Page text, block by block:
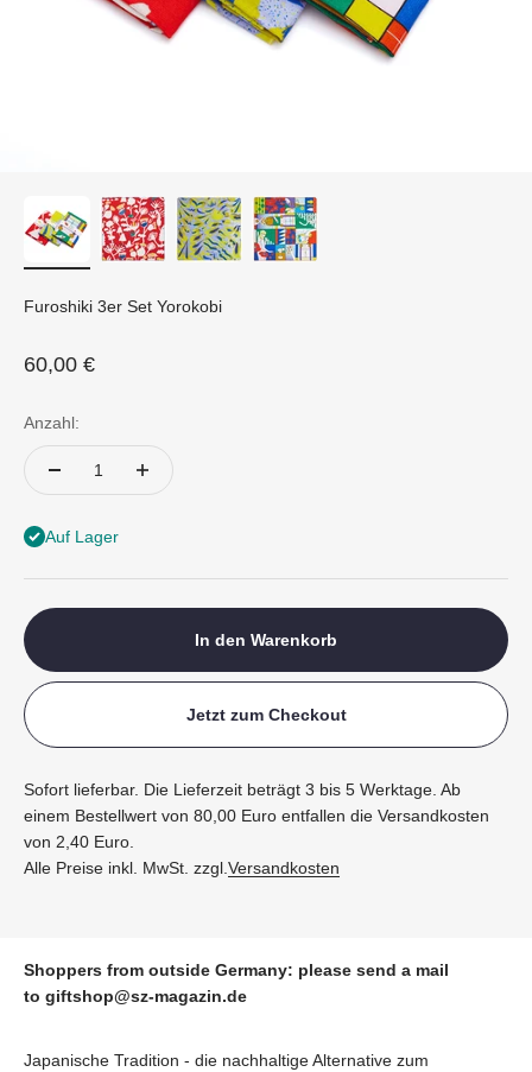
Furoshiki 3er Set Yorokobi
Angebot
60,00 €
Anzahl:
Auf Lager
In den Warenkorb
Jetzt zum Checkout
Sofort lieferbar. Die Lieferzeit beträgt 3 bis 5 Werktage. Ab
einem Bestellwert von 80,00 Euro entfallen die Versandkosten
von 2,40 Euro.
Alle Preise inkl. MwSt. zzgl.Versandkosten
Shoppers from outside Germany: please send a mail
to giftshop@sz-magazin.de
Japanische Tradition - die nachhaltige Alternative zum